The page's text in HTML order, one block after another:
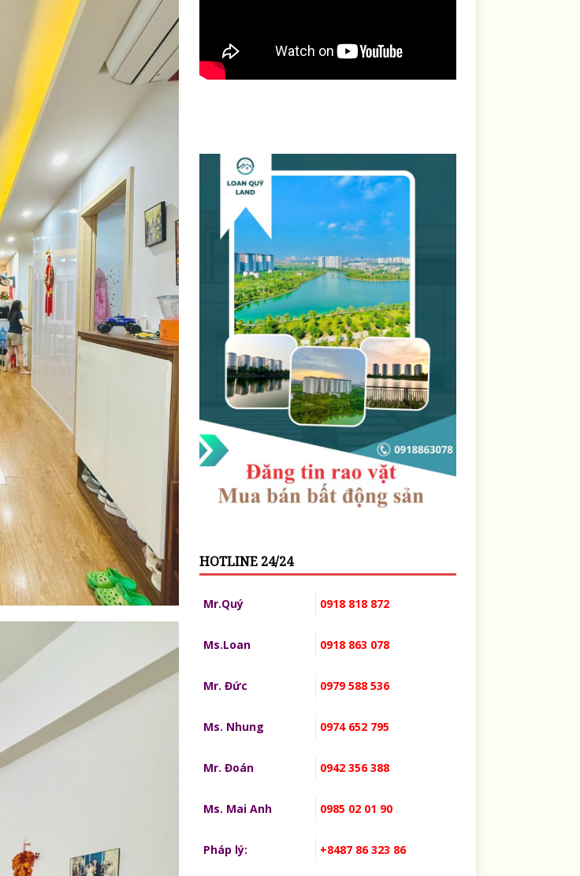
HOTLINE 24/24
Mr.Quý 0918 818 872
Ms.Loan 0918 863 078
Mr. Đức 0979 588 536
Ms. Nhung 0974 652 795
Mr. Đoán 0942 356 388
Ms. Mai Anh 0985 02 01 90
Pháp lý: +8487 86 323 86